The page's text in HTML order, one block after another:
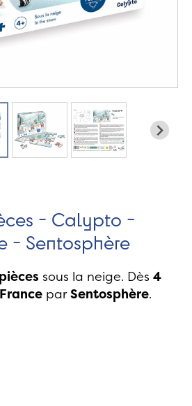
- Calypto -
- Sentosphère
sous la neige. Dès 4
France parSentosphère.